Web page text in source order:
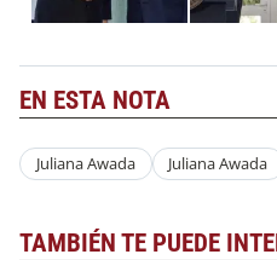
EN ESTA NOTA
Juliana Awada Juliana Awada
TAMBIÉN TE PUEDE